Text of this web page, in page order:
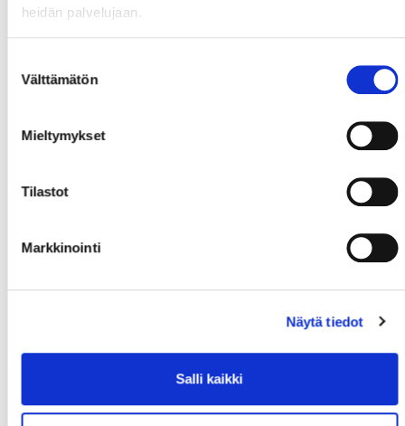
heidän palvelujaan.
valinta
Välttämätön
Mieltymykset
Tilastot
Markkinointi
Näytä tiedot
Salli kaikki